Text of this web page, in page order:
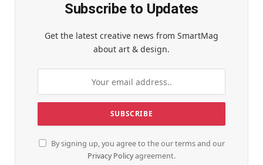
Subscribe to Updates
Get the latest creative news from SmartMag
about art & design.
By signing up, you agree to the our terms and our
Privacy Policyagreement.